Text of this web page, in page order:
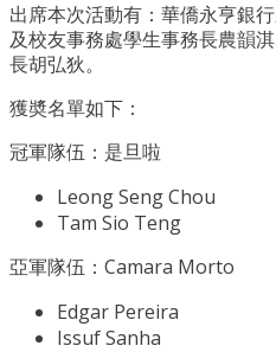
出席本次活動有：華僑永亨銀
及校友事務處學生事務長農韻
長胡弘狄。
獲奬名單如下：
冠軍隊伍：是旦啦
Leong Seng Chou
Tam Sio Teng
亞軍隊伍：Camara Morto
Edgar Pereira
Issuf Sanha